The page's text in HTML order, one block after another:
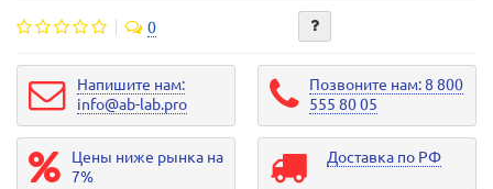
0
Напишите нам:
info@ab-lab.pro
Позвоните нам: 8 800
555 80 05
Цены ниже рынка на
7%
Доставка по РФ